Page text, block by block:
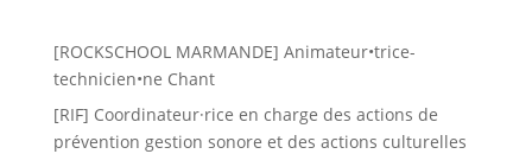
[ROCKSCHOOL MARMANDE] Animateur•trice-
technicien•ne Chant
[RIF] Coordinateur·rice en charge des actions de
prévention gestion sonore et des actions culturelles